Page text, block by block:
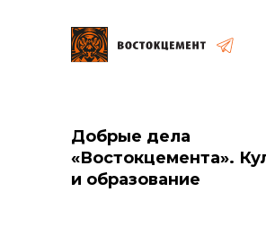
Добрые дела
«Востокцемента».
и образование